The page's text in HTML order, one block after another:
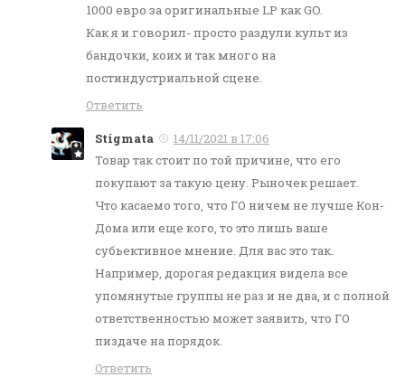
1000 евро за оригинальные LP как GO.
Как я и говорил- просто раздули культ из
бандочки, коих и так много на
постиндустриальной сцене.
Ответить
Stigmata
14/11/2021 в 17:06
Товар так стоит по той причине, что его
покупают за такую цену. Рыночек решает.
Что касаемо того, что ГО ничем не лучше Кон-
Дома или еще кого, то это лишь ваше
субьективное мнение. Для вас это так.
Например, дорогая редакция видела все
упомянутые группы не раз и не два, и с полной
ответственностью может заявить, что ГО
пиздаче на порядок.
Ответить